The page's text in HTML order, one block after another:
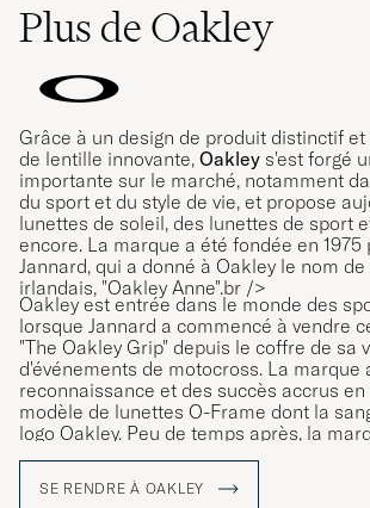
Plus de Oakley
Grâce à un design de produit distinctif
de lentille innovante, Oakley s'est forgé
importante sur le marché, notamment
du sport et du style de vie, et propose
lunettes de soleil, des lunettes de sport
encore. La marque a été fondée en 1975
Jannard, qui a donné à Oakley le nom
irlandais, "Oakley Anne".br />
Oakley est entrée dans le monde des
lorsque Jannard a commencé à vendre
"The Oakley Grip" depuis le coffre de sa
d'événements de motocross. La marque
reconnaissance et des succès accrus en
modèle de lunettes O-Frame dont la
logo Oakley. Peu de temps après, la
SE RENDRE À OAKLEY